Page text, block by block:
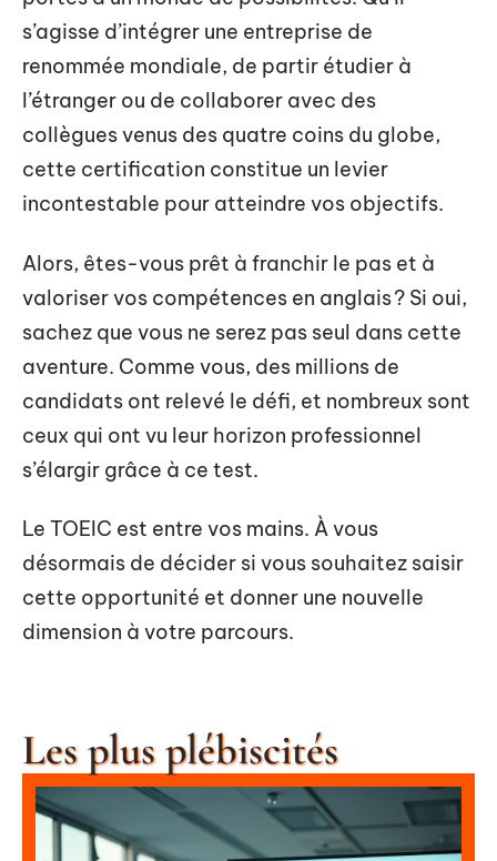
s’agisse d’intégrer une entreprise de
renommée mondiale, de partir étudier à
l’étranger ou de collaborer avec des
collègues venus des quatre coins du globe,
cette certification constitue un levier
incontestable pour atteindre vos objectifs.
Alors, êtes-vous prêt à franchir le pas et à
valoriser vos compétences en anglais ? Si oui,
sachez que vous ne serez pas seul dans cette
aventure. Comme vous, des millions de
candidats ont relevé le défi, et nombreux sont
ceux qui ont vu leur horizon professionnel
s’élargir grâce à ce test.
Le TOEIC est entre vos mains. À vous
désormais de décider si vous souhaitez saisir
cette opportunité et donner une nouvelle
dimension à votre parcours.
Les plus plébiscités